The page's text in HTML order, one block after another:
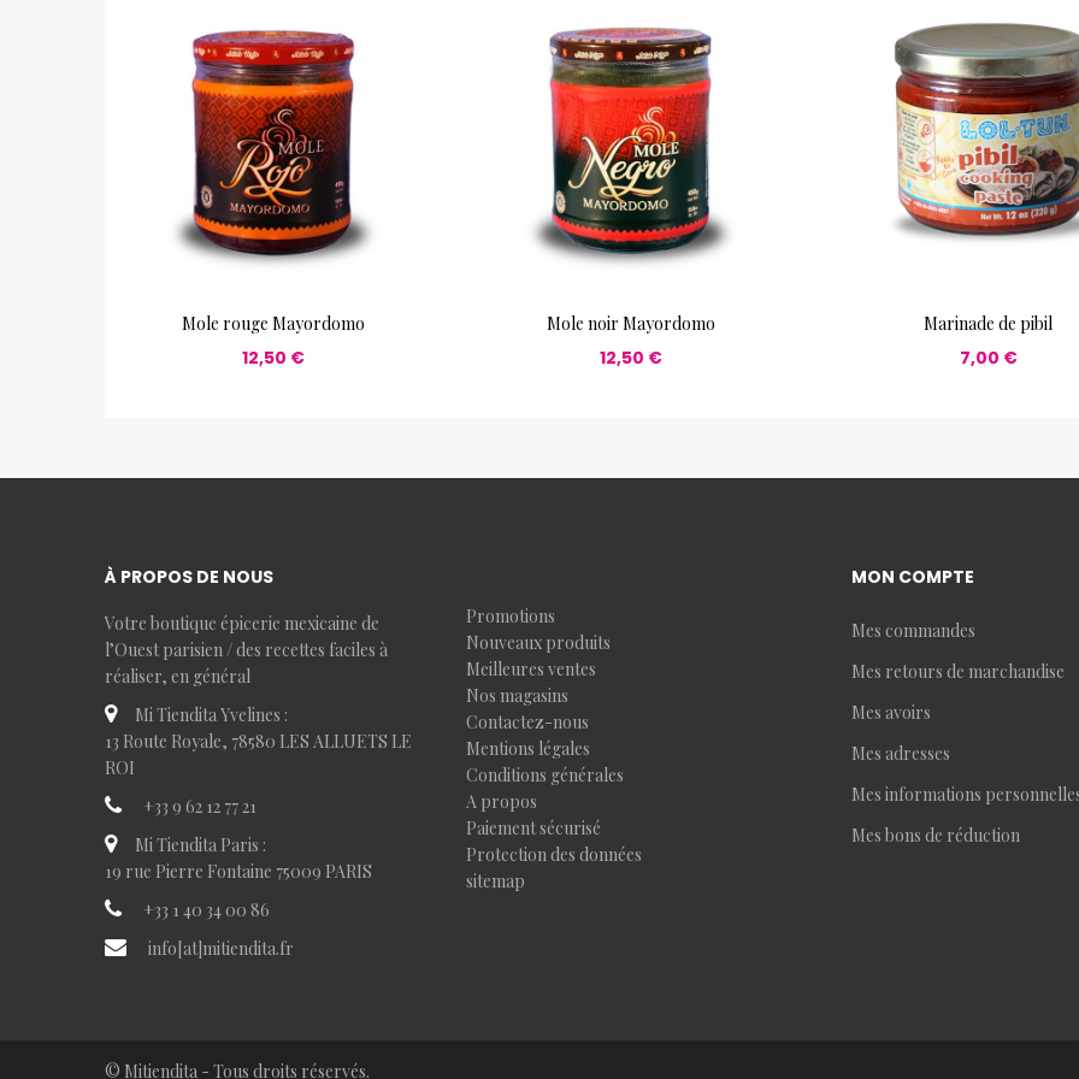
À PROPOS DE NOUS
Votre boutique épicerie mexicaine de
l’Ouest parisien / des recettes faciles à
réaliser, en général
Mi Tiendita Yvelines :
13 Route Royale, 78580 LES ALLUETS LE
ROI
+33 9 62 12 77 21
Mi Tiendita Paris :
19 rue Pierre Fontaine 75009 PARIS
+33 1 40 34 00 86
info[at]mitiendita.fr
Promotions
Nouveaux produits
Meilleures ventes
Nos magasins
Contactez-nous
Mentions légales
Conditions générales
A propos
Paiement sécurisé
Protection des données
sitemap
MON COMPTE
Mes commandes
Mes retours de marchandise
Mes avoirs
Mes adresses
Mes informations
Mes bons de réduction
© Mitiendita - Tous droits réservés.